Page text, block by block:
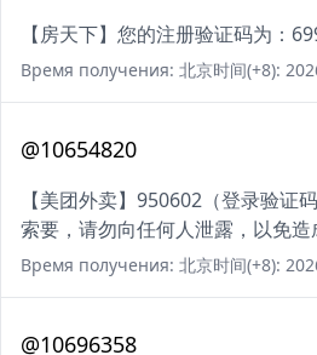
【房天下】您的注册验证码为：
Время получения: 北京时间(+8):
@10654820
【美团外卖】950602（登录验证
索要，请勿向任何人泄露，以免造
Время получения: 北京时间(+8):
@10696358